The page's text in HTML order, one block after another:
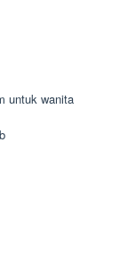
untuk wanita